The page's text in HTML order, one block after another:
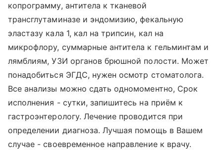
копрограмму, антитела к тканевой
трансглутаминазе и эндомизию, фекальную
эластазу кала 1, кал на трипсин, кал на
микрофлору, суммарные антитела к гельминтам и
лямблиям, УЗИ органов брюшной полости. Может
понадобиться ЭГДС, нужен осмотр стоматолога.
Все анализы можно сдать одномоментно, Срок
исполнения - сутки, запишитесь на приём к
гастроэнтерологу. Лечение проводится при
определении диагноза. Лучшая помощь в Вашем
случае - своевременное направление к врачу.